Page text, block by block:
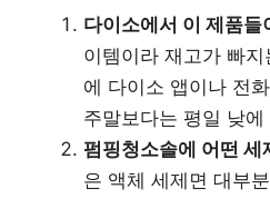
다이소에서 이 제품들
이템이라 재고가 빠
에 다이소 앱이나 전
주말보다는 평일 낮
펌핑청소솔에 어떤
은 액체 세제면 대부